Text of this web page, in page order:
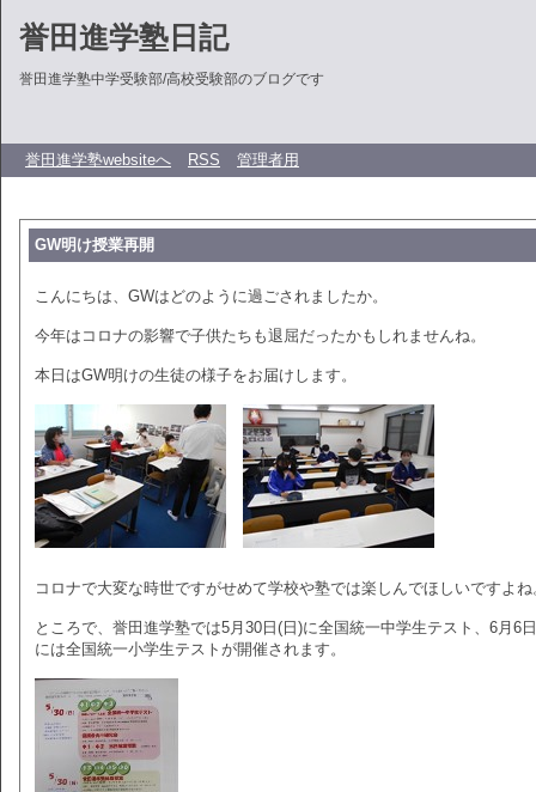
誉田進学塾日記
誉田進学塾中学受験部/高校受験部のブログです
誉田進学塾websiteへ RSS 管理者用
GW明け授業再開
こんにちは、GWはどのように過ごされましたか。
今年はコロナの影響で子供たちも退屈だったかもしれませんね。
本日はGW明けの生徒の様子をお届けします。
コロナで大変な時世ですがせめて学校や塾では楽しんでほしいですよね
ところで、誉田進学塾では5月30日(日)に全国統一中学生テスト、6月6
には全国統一小学生テストが開催されます。